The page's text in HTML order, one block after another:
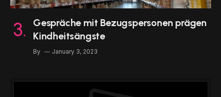
Gespräche mit Bezugspersonen prägen
Kindheitsängste
By January 3, 2023